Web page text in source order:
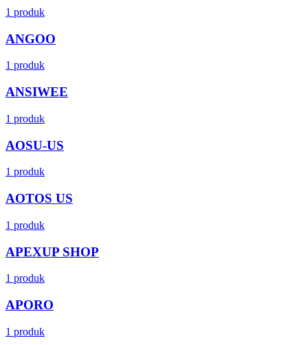
1 produk
ANGOO
1 produk
ANSIWEE
1 produk
AOSU-US
1 produk
AOTOS US
1 produk
APEXUP SHOP
1 produk
APORO
1 produk